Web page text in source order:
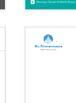
Meininger Strasse 43 66550 Illingen
Ihr Firmenname
Ihre Basislinie